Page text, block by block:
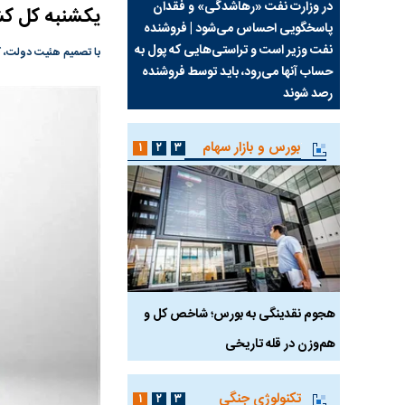
یکشنبه کل
با تصمیم هئیت دولت،
در وزارت نفت «رهاشدگی» و فقدان
پاسخگویی احساس می‌شود | فروشنده
نفت وزیر است و تراستی‌هایی که پول به
حساب آنها می‌رود، باید توسط فروشنده
رصد شوند
چرا رویای آمریکایی
نابودی محور
بورس و بازار سهام
هجوم نقدینگی به بورس؛ شاخص کل و
هم‌وزن در قله تاریخی
۱ ۲ ۳
تکنولوژی جنگی ۱ ۲ ۳